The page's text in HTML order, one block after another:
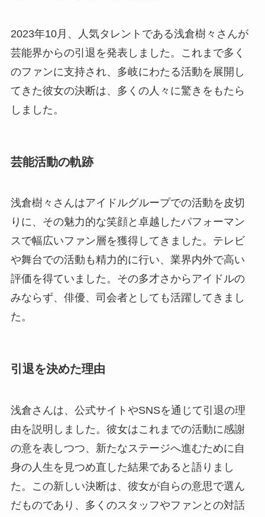
2023年10月、人気タレントである浅倉樹々さんが
芸能界からの引退を発表しました。これまで多く
のファンに支持され、多岐にわたる活動を展開し
てきた彼女の決断は、多くの人々に驚きをもたら
しました。
芸能活動の軌跡
浅倉樹々さんはアイドルグループでの活動を皮切
りに、その魅力的な笑顔と卓越したパフォーマン
スで幅広いファン層を獲得してきました。テレビ
や舞台での活動も精力的に行い、業界内外で高い
評価を得ていました。その多才さからアイドルの
みならず、俳優、司会者としても活躍してきまし
た。
引退を決めた理由
浅倉さんは、公式サイトやSNSを通じて引退の理
由を説明しました。彼女はこれまでの活動に感謝
の意を表しつつ、新たなステージへ進むために自
身の人生を見つめ直した結果であると語りまし
た。この新しい決断は、彼女が自らの意思で選ん
だものであり、多くのスタッフやファンとの対話